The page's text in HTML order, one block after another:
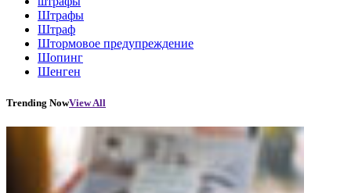
Штрафы
Штраф
Штормовое предупреждение
Шопинг
Шенген
Trending NowView All